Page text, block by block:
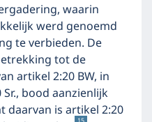
waarin
werd genoemd
te verbieden. De
tot de
artikel 2:20 BW, in
bood aanzienlijk
daarvan is artikel 2:20